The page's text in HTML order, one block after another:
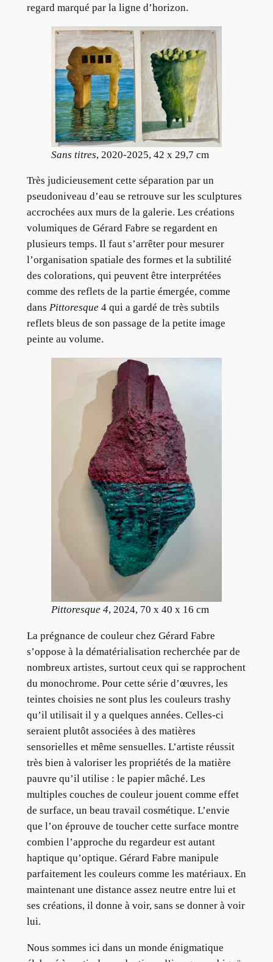
regard marqué par la ligne d’horizon.
Sans titres, 2020-2025, 42 x 29,7 cm
Très judicieusement cette séparation par un
pseudoniveau d’eau se retrouve sur les sculptures
accrochées aux murs de la galerie. Les créations
volumiques de Gérard Fabre se regardent en
plusieurs temps. Il faut s’arrêter pour mesurer
l’organisation spatiale des formes et la subtilité
des colorations, qui peuvent être interprétées
comme des reflets de la partie émergée, comme
dans Pittoresque4 qui a gardé de très subtils
reflets bleus de son passage de la petite image
peinte au volume.
Pittoresque 4, 2024, 70 x 40 x 16 cm
La prégnance de couleur chez Gérard Fabre
s’oppose à la dématérialisation recherchée par de
nombreux artistes, surtout ceux qui se rapprochent
du monochrome. Pour cette série d’œuvres, les
teintes choisies ne sont plus les couleurs trashy
qu’il utilisait il y a quelques années. Celles-ci
seraient plutôt associées à des matières
sensorielles et même sensuelles. L’artiste réussit
très bien à valoriser les propriétés de la matière
pauvre qu’il utilise : le papier mâché. Les
multiples couches de couleur jouent comme effet
de surface, un beau travail cosmétique. L’envie
que l’on éprouve de toucher cette surface montre
combien l’approche du regardeur est autant
haptique qu’optique. Gérard Fabre manipule
parfaitement les couleurs comme les matériaux. En
maintenant une distance assez neutre entre lui et
ses créations, il donne à voir, sans se donner à voir
lui.
Nous sommes ici dans un monde énigmatique